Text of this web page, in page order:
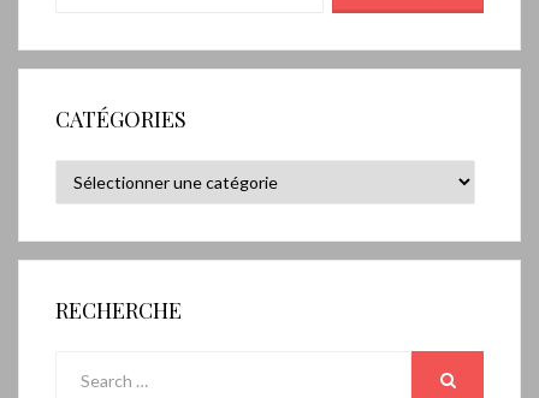
CATÉGORIES
RECHERCHE